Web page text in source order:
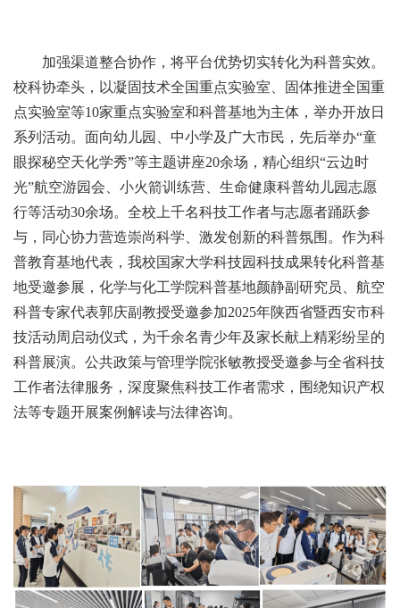
加强渠道整合协作，将平台优势切实转化为科普实效。
校科协牵头，以凝固技术全国重点实验室、固体推进全国重
点实验室等10家重点实验室和科普基地为主体，举办开放日
系列活动。面向幼儿园、中小学及广大市民，先后举办“童
眼探秘空天化学秀”等主题讲座20余场，精心组织“云边时
光”航空游园会、小火箭训练营、生命健康科普幼儿园志愿
行等活动30余场。全校上千名科技工作者与志愿者踊跃参
与，同心协力营造崇尚科学、激发创新的科普氛围。作为科
普教育基地代表，我校国家大学科技园科技成果转化科普基
地受邀参展，化学与化工学院科普基地颜静副研究员、航空
科普专家代表郭庆副教授受邀参加2025年陕西省暨西安市科
技活动周启动仪式，为千余名青少年及家长献上精彩纷呈的
科普展演。公共政策与管理学院张敏教授受邀参与全省科技
工作者法律服务，深度聚焦科技工作者需求，围绕知识产权
法等专题开展案例解读与法律咨询。